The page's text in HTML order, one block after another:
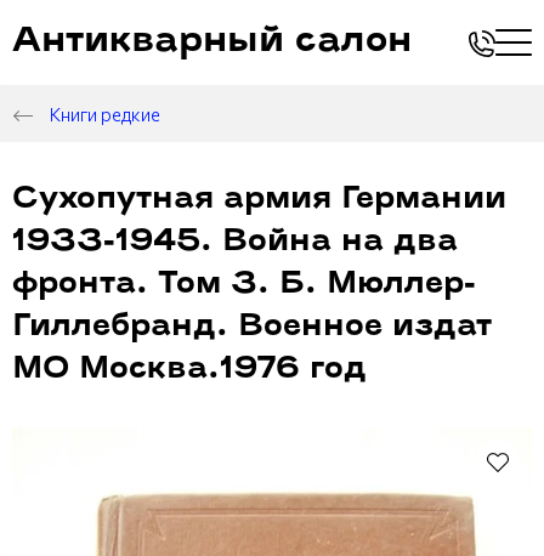
Антикварный салон
Книги редкие
Сухопутная армия Германии
1933-1945. Война на два
фронта. Том 3. Б. Мюллер-
Гиллебранд. Военное издат
МО Москва.1976 год